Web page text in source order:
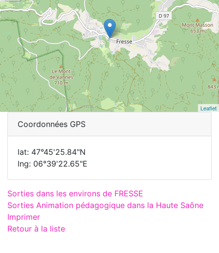
Leaflet
Coordonnées GPS
lat: 47°45'25.84"N
lng: 06°39'22.65"E
Sorties dans les environs de FRESSE
Sorties Animation pédagogique dans la Haute Saône
Imprimer
Retour à la liste